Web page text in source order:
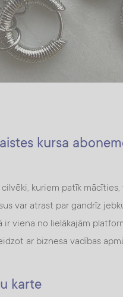
kursa
kuriem patīk
var atrast par gandrīz
ir viena no lielākajām
ar biznesa vadības
karte